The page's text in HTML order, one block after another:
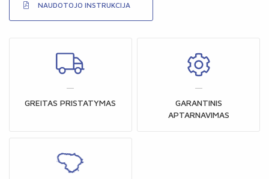
NAUDOTOJO INSTRUKCIJA
GREITAS PRISTATYMAS
GARANTINIS
APTARNAVIMAS